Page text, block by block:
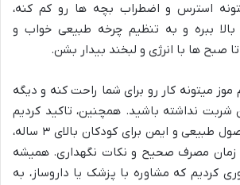
استرس و اضطراب بچه ها رو کم کنه،
ببره و به تنظیم چرخه طبیعی خواب و
صبح ها با انرژی و لبخند بیدار بشن.
میتونه کار رو برای شما راحت کنه و دیگه
شربت نداشته باشید. همچنین، تاکید کردیم
که این شربت یه محصول طبیعی و ایمن برای کودکان بالای ۳ ساله،
و زمان مصرف صحیح و نکات نگهداری. همیشه
کردیم که مشاوره با پزشک یا داروساز، به